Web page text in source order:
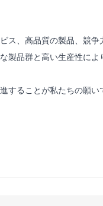
ス、高品質の製品、競
製品群と高い生産性に
することが私たちの願